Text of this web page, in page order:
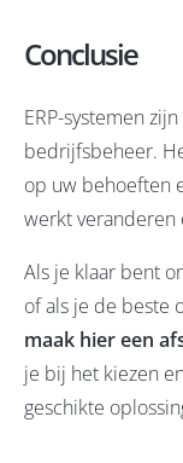
Conclusie
ERP-systemen
bedrijfsbeheer.
op uw behoeften
werkt
Als je klaar bent
of als je de beste
maak hier een
je bij het kiezen
geschikte